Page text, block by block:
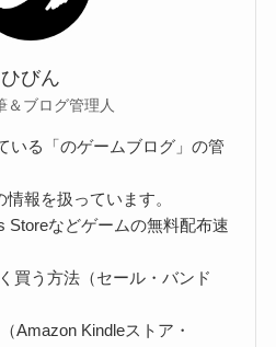
ひびん
＆ブログ管理人
いる「のゲームブログ」の管
報を扱っています。
Storeなどゲームの無料配布速
買う方法（セール・バンド
Amazon Kindleストア・